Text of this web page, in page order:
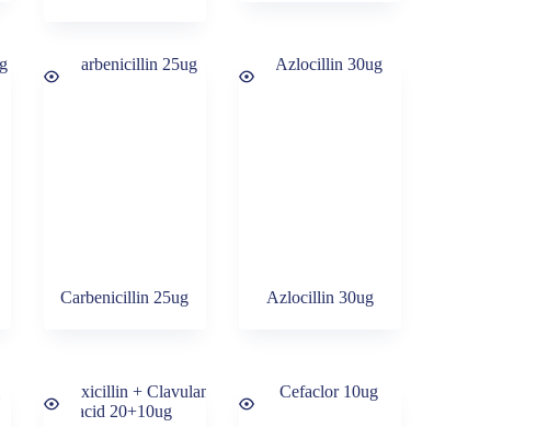
Carbenicillin 25ug Azlocillin 30ug